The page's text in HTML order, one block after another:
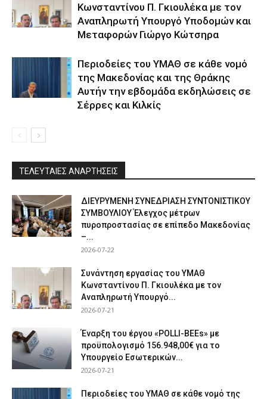
Κωνσταντίνου Π. Γκιουλέκα με τον
Αναπληρωτή Υπουργό Υποδομών και
Μεταφορών Γιώργο Κώτσηρα
Περιοδείες του ΥΜΑΘ σε κάθε νομό
της Μακεδονίας και της Θράκης
Αυτήν την εβδομάδα εκδηλώσεις σε
Σέρρες και Κιλκίς
ΤΕΛΕΥΤΑΙΕΣ ΑΝΑΡΤΗΣΕΙΣ
ΔΙΕΥΡΥΜΕΝΗ ΣΥΝΕΔΡΙΑΣΗ ΣΥΝΤΟΝΙΣΤΙΚΟΥ
ΣΥΜΒΟΥΛΙΟΥ Έλεγχος μέτρων
πυροπροστασίας σε επίπεδο Μακεδονίας
–...
2026-07-22
Συνάντηση εργασίας του ΥΜΑΘ
Κωνσταντίνου Π. Γκιουλέκα με τον
Αναπληρωτή Υπουργό...
2026-07-21
Έναρξη του έργου «POLLI-BEEs» με
προϋπολογισμό 156.948,00€ για το
Υπουργείο Εσωτερικών...
2026-07-21
Περιοδείες του ΥΜΑΘ σε κάθε νομό της